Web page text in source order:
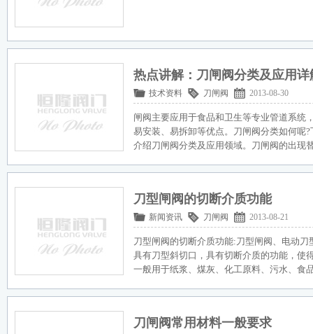
热点讲解：刀闸阀分类及应用详
技术资料 刀闸阀 2013-08-30
闸阀主要应用于食品和卫生等专业管道系统
易安装、易拆卸等优点。刀闸阀分类如何呢
介绍刀闸阀分类及应用领域。刀闸阀的出现
刀型闸阀的切断介质功能
新闻资讯 刀闸阀 2013-08-21
刀型闸阀的切断介质功能:刀型闸阀、电动
具有刀型斜切口，具有切断介质的功能，使
一般用于纸浆、煤灰、化工原料、污水、食
刀闸阀常用材料一般要求